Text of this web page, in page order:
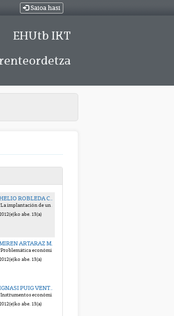
Saioa hasi
EHUtb IKT
HELIO ROBLEDA CABEZAS
"La implantación de un sistema integrado de costes e indicadores para mejorar la gestión de residuoa: la experiencia de la FEMP"
abe. 13(a)
MIREN ARTARAZ MIÑÓN
abe. 13(a)
IGNASI PUIG VENTOSA
"Instrumentos económicos pra avanzar hacia la reducción y el reciclaje de residuos: tipologías, ventajas e inconvenientes"
abe. 13(a)